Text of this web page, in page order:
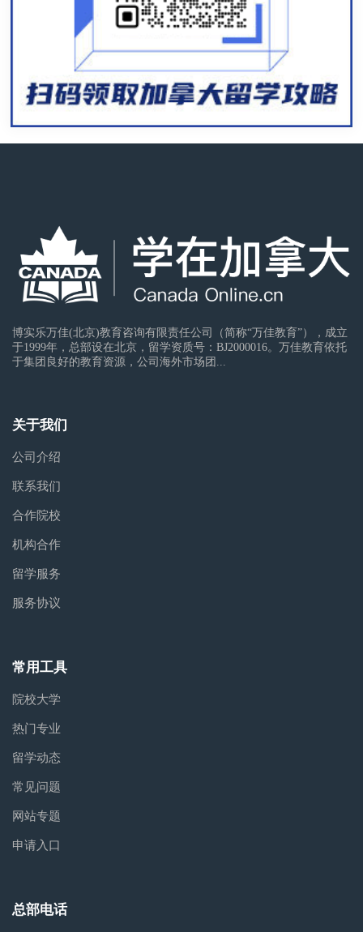
博实乐万佳(北京)教育咨询有限责任公司（简称“万佳教育”），成立
于1999年，总部设在北京，留学资质号：BJ2000016。万佳教育依托
于集团良好的教育资源，公司海外市场团...
关于我们
公司介绍
联系我们
合作院校
机构合作
留学服务
服务协议
常用工具
院校大学
热门专业
留学动态
常见问题
网站专题
申请入口
总部电话